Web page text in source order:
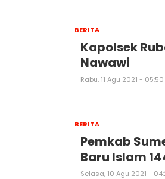
BERITA
Kapolsek
Nawawi
Rabu, 11 Agu 2021 - 05:50
BERITA
Pemkab
Baru Islam
Selasa, 10 Agu 2021 -